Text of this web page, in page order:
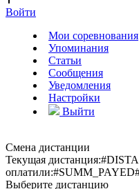
Войти
Мои соревнования
Упоминания
Статьи
Сообщения
Уведомления
Настройки
Выйти
Смена дистанции
Текущая дистанция:
оплатили:
Выберите дистанцию